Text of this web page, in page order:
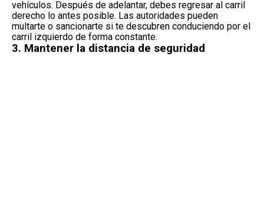
vehículos. Después de adelantar, debes regresar al carril
derecho lo antes posible. Las autoridades pueden
multarte o sancionarte si te descubren conduciendo por el
carril izquierdo de forma constante.
3. Mantener la distancia de seguridad